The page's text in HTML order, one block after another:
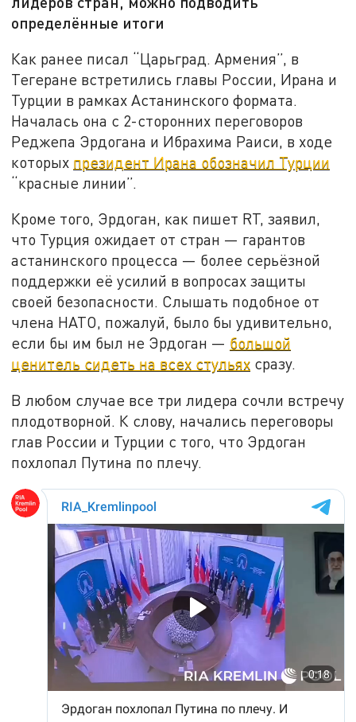
определённые итоги
Как ранее писал “Царьград. Армения”, в
Тегеране встретились главы России, Ирана и
Турции в рамках Астанинского формата.
Началась она с 2-сторонних переговоров
Реджепа Эрдогана и Ибрахима Раиси, в ходе
которых президент Ирана обозначил Турции
“красные линии”.
Кроме того, Эрдоган, как пишет RT, заявил,
что Турция ожидает от стран — гарантов
астанинского процесса — более серьёзной
поддержки её усилий в вопросах защиты
своей безопасности. Слышать подобное от
члена НАТО, пожалуй, было бы удивительно,
если бы им был не Эрдоган — большой
ценитель сидеть на всех стульях сразу.
В любом случае все три лидера сочли встречу
плодотворной. К слову, начались переговоры
глав России и Турции с того, что Эрдоган
похлопал Путина по плечу.